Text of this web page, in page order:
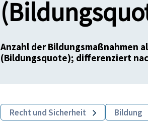
Anzahl der Bildungsmaßnahmen
(Bildungsquote); differenziert
Recht und Sicherheit Bildung